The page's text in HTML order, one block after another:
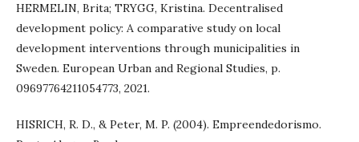
HERMELIN, Brita; TRYGG, Kristina. Decentralised
development policy: A comparative study on local
development interventions through municipalities in
Sweden. European Urban and Regional Studies, p.
09697764211054773, 2021.
HISRICH, R. D., & Peter, M. P. (2004). Empreendedorismo.